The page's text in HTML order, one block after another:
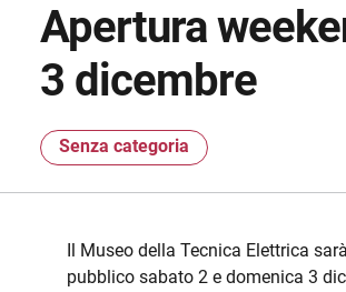
Apertura
3 dicembre
Senza categoria
Il Museo della Tecnica Elettrica
pubblico sabato 2 e domenica 3